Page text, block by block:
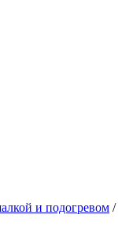
и подогревом /